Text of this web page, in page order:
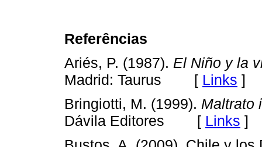
Referências
Ariés, P. (1987). El Niño y la
Madrid: Taurus [ Links ]
Bringiotti, M. (1999). Maltrato
Dávila Editores [ Links ]